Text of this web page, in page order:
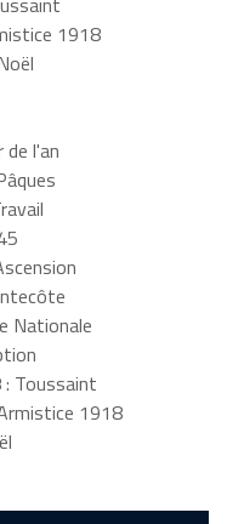
1918
de l'an
Nationale
: Toussaint
1918